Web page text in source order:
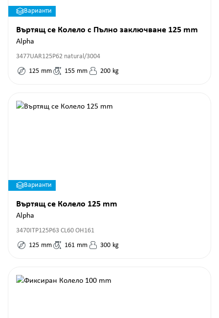
Варианти
Въртящ се Колело с Пълно заключване 125 mm
Alpha
3477UAR125P62 natural/3004
125 mm 155 mm 200 kg
Варианти
Въртящ се Колело 125 mm
Alpha
3470ITP125P63 CL60 OH161
125 mm 161 mm 300 kg